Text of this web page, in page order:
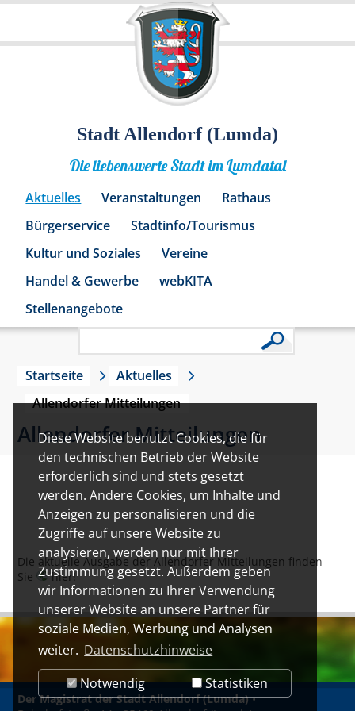
Diese Website benutzt Cookies, die für
den technischen Betrieb der Website
erforderlich sind und stets gesetzt
werden. Andere Cookies, um Inhalte und
Anzeigen zu personalisieren und die
Zugriffe auf unsere Website zu
analysieren, werden nur mit Ihrer
Zustimmung gesetzt. Außerdem geben
wir Informationen zu Ihrer Verwendung
unserer Website an unsere Partner für
soziale Medien, Werbung und Analysen
weiter. Datenschutzhinweise
Notwendig
Statistiken
Stadt Allendorf (Lumda)
Die liebenswerte Stadt im Lumdatal
Aktuelles Veranstaltungen
Rathaus
Bürgerservice
Stadtinfo/Tourismus
Kultur und Soziales
Vereine
Handel & Gewerbe
webKITA
Stellenangebote
Startseite
Aktuelles
Allendorfer Mitteilungen
Allendorfer Mitteilungen
Die aktuelle Ausgabe der Allendorfer Mitteilungen finden
Sie
hier!
Der Magistrat der Stadt Allendorf (Lumda)•